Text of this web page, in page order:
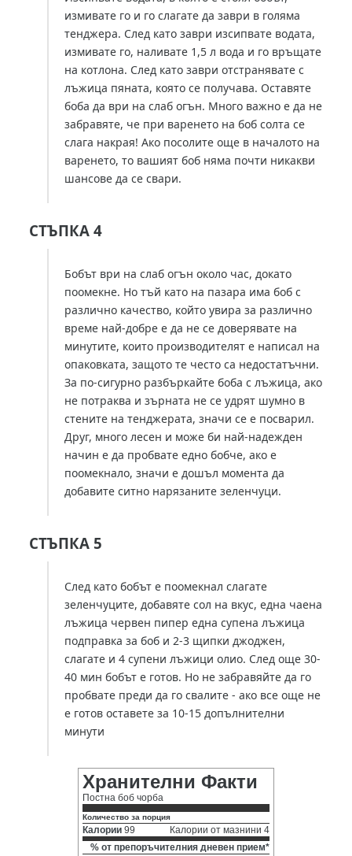
измивате го и го слагате да заври в голяма
тенджера. След като заври изсипвате водата,
измивате го, наливате 1,5 л вода и го връщате
на котлона. След като заври отстранявате с
лъжица пяната, която се получава. Оставяте
боба да ври на слаб огън. Много важно е да не
забравяте, че при варенето на боб солта се
слага накрая! Ако посолите още в началото на
варенето, то вашият боб няма почти никакви
шансове да се свари.
СТЪПКА 4
Бобът ври на слаб огън около час, докато
поомекне. Но тъй като на пазара има боб с
различно качество, който увира за различно
време най-добре е да не се доверявате на
минутите, които производителят е написал на
опаковката, защото те често са недостатъчни.
За по-сигурно разбъркайте боба с лъжица, ако
не потраква и зърната не се удрят шумно в
стените на тенджерата, значи се е посварил.
Друг, много лесен и може би най-надежден
начин е да пробвате едно бобче, ако е
поомекнало, значи е дошъл момента да
добавите ситно нарязаните зеленчуци.
СТЪПКА 5
След като бобът е поомекнал слагате
зеленчуците, добавяте сол на вкус, една чаена
лъжица червен пипер една супена лъжица
подправка за боб и 2-3 щипки джоджен,
слагате и 4 супени лъжици олио. След още 30-
40 мин бобът е готов. Но не забравяйте да го
пробвате преди да го свалите - ако все още не
е готов оставете за 10-15 допълнителни
минути
Хранителни Факти
Постна боб чорба
Количество за порция
Калории 99
Калории от мазнини 4
% от препоръчителния дневен прием*